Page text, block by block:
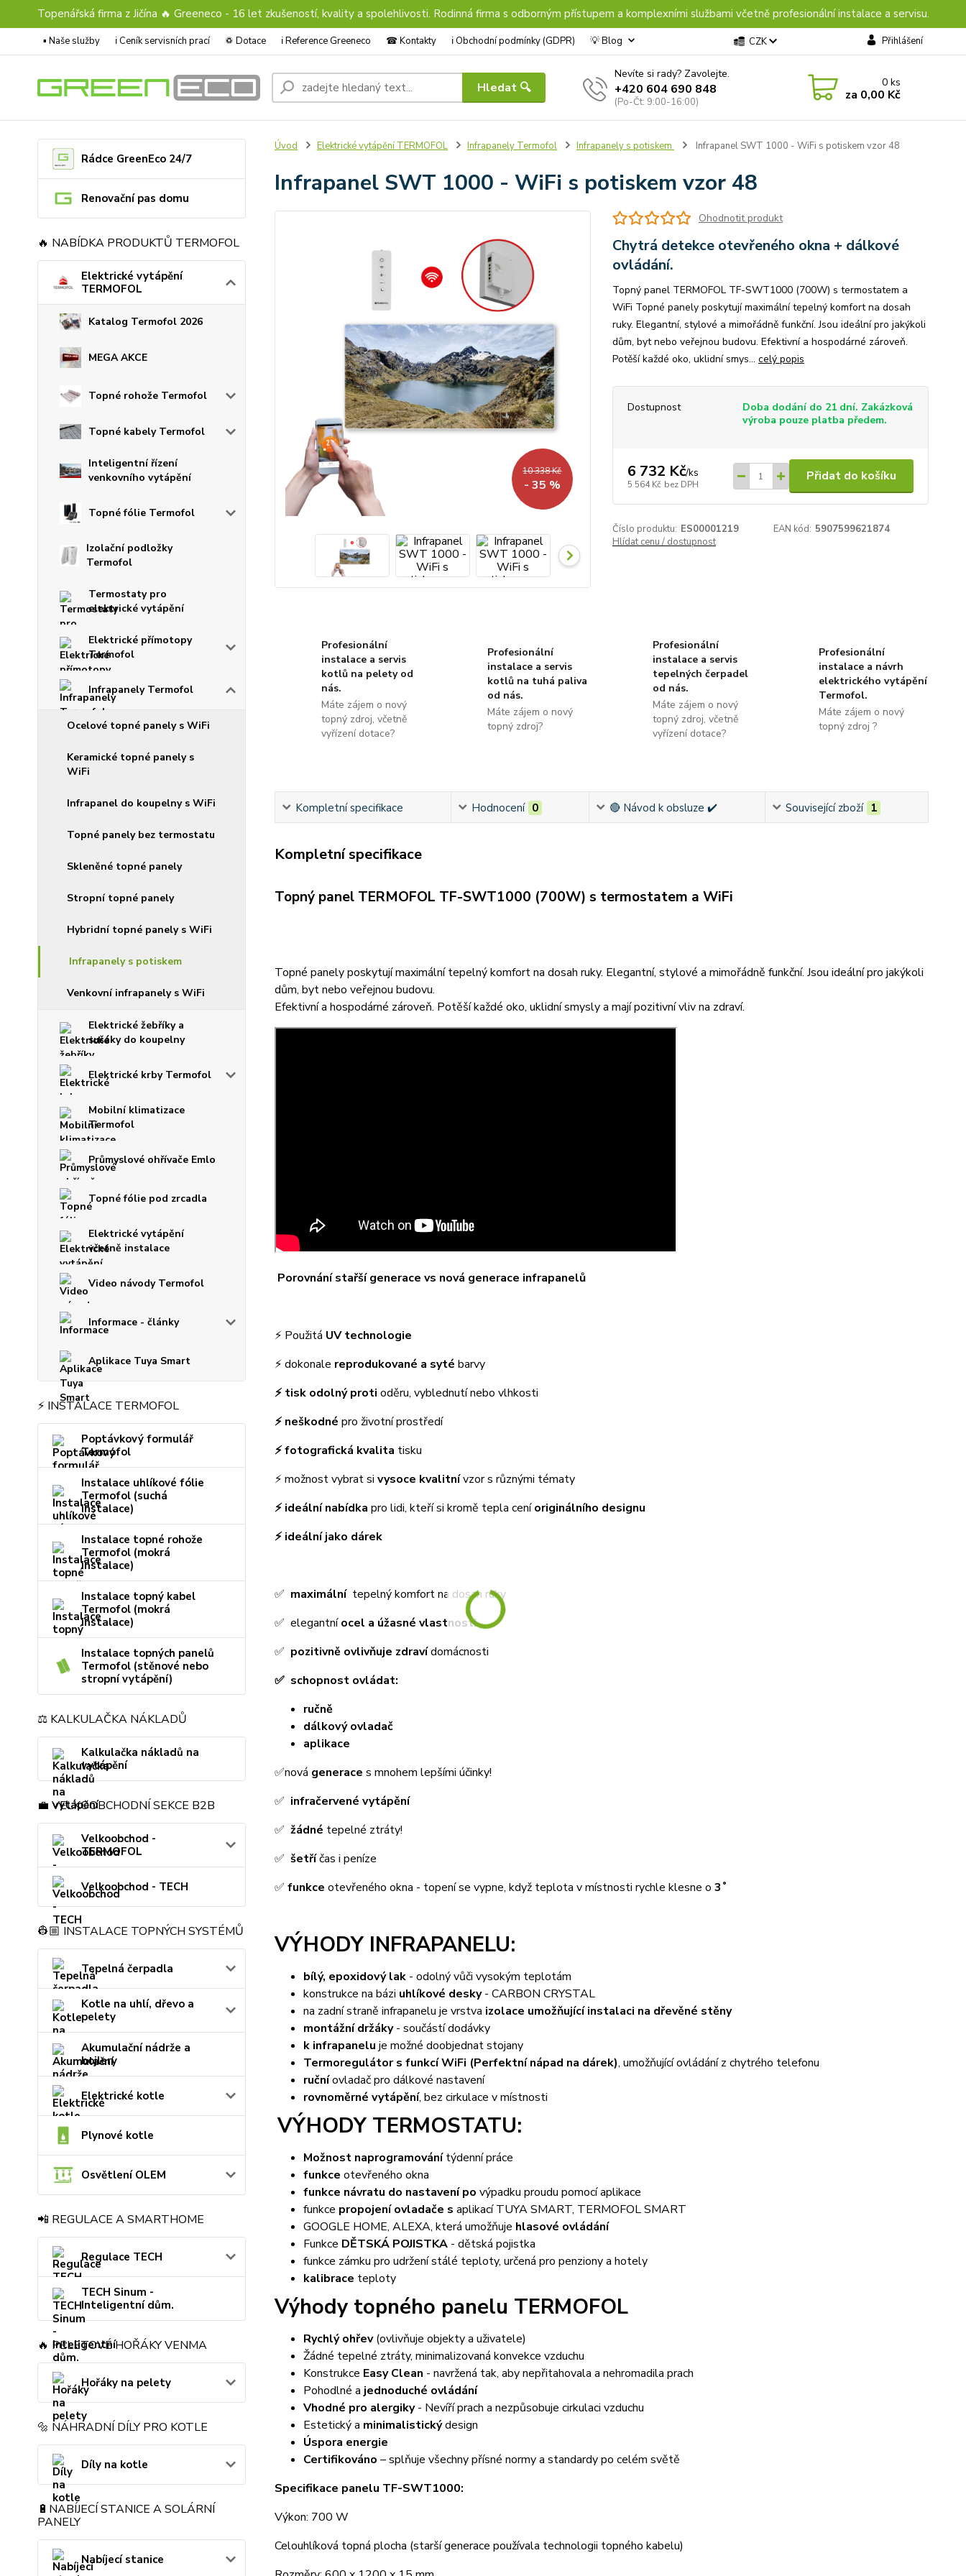
Topenářská firma z Jičína 🔥 Greeneco - 16 let zkušeností, kvality a spolehlivosti. Rodinná firma s odborným přístupem a komplexními službami včetně profesionální instalace a servisu.
▪️ Naše služby ℹ︎ Ceník servisních prací ♽ Dotace ℹ︎ Reference Greeneco ☎︎ Kontakty ℹ︎ Obchodní podmínky (GDPR) 💡 Blog CZK Přihlášení
Hledat 🔍
Nevíte si rady? Zavolejte.
+420 604 690 848
(Po-Čt: 9:00-16:00)
0ks
za 0,00 Kč
Rádce GreenEco 24/7
Renovační pas domu
🔥 NABÍDKA PRODUKTŮ TERMOFOL
Elektrické vytápění
TERMOFOL
Katalog Termofol 2026
MEGA AKCE
Topné rohože Termofol
Topné kabely Termofol
Inteligentní řízení
venkovního vytápění
Topné fólie Termofol
Izolační podložky
Termofol
Termostaty pro
elektrické vytápění
Elektrické přímotopy
Termofol
Infrapanely Termofol
Ocelové topné panely s WiFi
Keramické topné panely s
WiFi
Infrapanel do koupelny s WiFi
Topné panely bez termostatu
Skleněné topné panely
Stropní topné panely
Hybridní topné panely s WiFi
Infrapanely s potiskem
Venkovní infrapanely s WiFi
Elektrické žebříky a
sušáky do koupelny
Elektrické krby Termofol
Mobilní klimatizace
Termofol
Průmyslové ohřívače Emlo
Topné fólie pod zrcadla
Elektrické vytápění
včetně instalace
Video návody Termofol
Informace - články
Aplikace Tuya Smart
⚡ INSTALACE TERMOFOL
Poptávkový formulář
Termofol
Instalace uhlíkové fólie
Termofol (suchá
instalace)
Instalace topné rohože
Termofol (mokrá
instalace)
Instalace topný kabel
Termofol (mokrá
instalace)
Instalace topných panelů
Termofol (stěnové nebo
stropní vytápění)
⚖️ KALKULAČKA NÁKLADŮ
Kalkulačka nákladů na
vytápění
💼 VELKOOBCHODNÍ SEKCE B2B
Velkoobchod -
TERMOFOL
Velkoobchod - TECH
👷🏼 INSTALACE TOPNÝCH SYSTÉMŮ
Tepelná čerpadla
Kotle na uhlí, dřevo a
pelety
Akumulační nádrže a
bojlery
Elektrické kotle
Plynové kotle
Osvětlení OLEM
📲 REGULACE A SMARTHOME
Regulace TECH
TECH Sinum -
Inteligentní dům.
🔥 PELETOVÉ HOŘÁKY VENMA
Hořáky na pelety
🔩 NÁHRADNÍ DÍLY PRO KOTLE
Díly na kotle
🔋NABÍJECÍ STANICE A SOLÁRNÍ
PANELY
Nabíjecí stanice
Úvod Elektrické vytápění TERMOFOL Infrapanely Termofol Infrapanely s potiskem Infrapanel SWT 1000 - WiFi s potiskem vzor 48
Infrapanel SWT 1000 - WiFi s potiskem vzor 48
10 338 Kč
- 35 %
Ohodnotit produkt
Chytrá detekce otevřeného okna + dálkové
ovládání.
Topný panel TERMOFOL TF-SWT1000 (700W) s termostatem a
WiFi Topné panely poskytují maximální tepelný komfort na dosah
ruky. Elegantní, stylové a mimořádně funkční. Jsou ideální pro jakýkoli
dům, byt nebo veřejnou budovu. Efektivní a hospodárné zároveň.
Potěší každé oko, uklidní smys... celý popis
Dostupnost
Doba dodání do 21 dní. Zakázková
výroba pouze platba předem.
6 732 Kč/ks
5 564 Kč bez DPH
Přidat do košíku
Číslo produktu: ES00001219 EAN kód: 5907599621874
Hlídat cenu / dostupnost
Profesionální
instalace a servis
kotlů na pelety od
nás.
Máte zájem o nový
topný zdroj, včetně
vyřízení dotace?
Profesionální
instalace a servis
kotlů na tuhá paliva
od nás.
Máte zájem o nový
topný zdroj?
Profesionální
instalace a servis
tepelných čerpadel
od nás.
Máte zájem o nový
topný zdroj, včetně
vyřízení dotace?
Profesionální
instalace a návrh
elektrického vytápění
Termofol.
Máte zájem o nový
topný zdroj ?
Kompletní specifikace Hodnocení 0 🔴 Návod k obsluze ✔️ Související zboží 1
Kompletní specifikace
Topný panel TERMOFOL TF-SWT1000 (700W) s termostatem a WiFi
Topné panely poskytují maximální tepelný komfort na dosah ruky. Elegantní, stylové a mimořádně funkční. Jsou ideální pro jakýkoli
dům, byt nebo veřejnou budovu.
Efektivní a hospodárné zároveň. Potěší každé oko, uklidní smysly a mají pozitivní vliv na zdraví.
Porovnání stařší generace vs nová generace infrapanelů
⚡ Použitá UV technologie
⚡ dokonale reprodukované a syté barvy
⚡ tisk odolný proti oděru, vyblednutí nebo vlhkosti
⚡ neškodné pro životní prostředí
⚡ fotografická kvalita tisku
⚡ možnost vybrat si vysoce kvalitnívzor s různými tématy
⚡ ideální nabídka pro lidi, kteří si kromě tepla ceníoriginálního designu
⚡ ideální jako dárek
✅ maximálnítepelný komfort na dosah ruky
✅ elegantníocel a úžasné vlastnosti
✅ pozitivně ovlivňuje zdravídomácnosti
✅ schopnost ovládat:
ručně
dálkový ovladač
aplikace
✅nová generace s mnohem lepšími účinky!
✅ infračervené vytápění
✅ žádné tepelné ztráty!
✅ šetříčas i peníze
✅ funkce otevřeného okna - topení se vypne, když teplota v místnosti rychle klesne o 3˚
VÝHODY INFRAPANELU:
bílý, epoxidový lak- odolný vůči vysokým teplotám
konstrukce na bázi uhlíkové desky- CARBON CRYSTAL
na zadní straně infrapanelu je vrstva izolace umožňující instalaci na dřevěné stěny
montážní držáky- součástí dodávky
k infrapanelu je možné doobjednat stojany
Termoregulátor s funkcí WiFi (Perfektní nápad na dárek), umožňující ovládání z chytrého telefonu
ručníovladač pro dálkové nastavení
rovnoměrné vytápění, bez cirkulace v místnosti
VÝHODY TERMOSTATU:
Možnost naprogramovánítýdenní práce
funkce otevřeného okna
funkce návratu do nastavení po výpadku proudu pomocí aplikace
funkce propojení ovladače s aplikací TUYA SMART, TERMOFOL SMART
GOOGLE HOME, ALEXA, která umožňuje hlasové ovládání
Funkce DĚTSKÁ POJISTKA- dětská pojistka
funkce zámku pro udržení stálé teploty, určená pro penziony a hotely
kalibrace teploty
Výhody topného panelu TERMOFOL
Rychlý ohřev(ovlivňuje objekty a uživatele)
Žádné tepelné ztráty, minimalizovaná konvekce vzduchu
Konstrukce Easy Clean - navržená tak, aby nepřitahovala a nehromadila prach
Pohodlné a jednoduché ovládání
Vhodné pro alergiky- Nevíří prach a nezpůsobuje cirkulaci vzduchu
Estetický a minimalistickýdesign
Úspora energie
Certifikováno – splňuje všechny přísné normy a standardy po celém světě
Specifikace panelu TF-SWT1000:
Výkon: 700 W
Celouhlíková topná plocha (starší generace používala technologii topného kabelu)